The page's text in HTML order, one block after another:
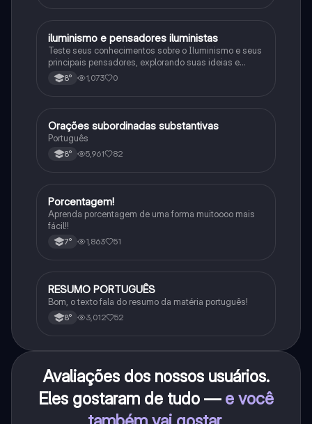
História
iluminismo e pensadores iluministas
Teste seus conhecimentos sobre o Iluminismo e seus
principais pensadores, explorando suas ideias e
impacto histórico.
8° 1,073 0
Português
Orações subordinadas substantivas
Português
8° 5,961 82
Matematica
Porcentagem!
Aprenda porcentagem de uma forma muitoooo mais
fácil!!
7° 1,863 51
Português
RESUMO PORTUGUÊS
Bom, o texto fala do resumo da matéria português!
8° 3,012 52
Avaliações dos nossos usuários.
Eles gostaram de tudo — e você